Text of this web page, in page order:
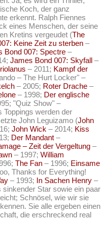
Koch, der ganz
erkennt. Ralph Fiennes
eines Menschen, der seine
Kretins vergeudet (The
Keine Zeit zu sterben –
Bond 007: Spectre –
James Bond 007: Skyfall –
– 2011; Kampf der
– The Hurt Locker" –
– 2005; Roter Drache –
– 1998; Der englische
"Quiz Show" –
Toppings werden der
John Leguizamo (John
John Wick – 2014; Kiss
Der Mandant –
– Zeit der Vergeltung –
– 1997;William
The Fan – 1996; Einsame
Thanks for Everything!
– 1993; In Sachen Henry –
sinkender Star sowie ein paar
Schnösel, wie wir sie
Sie alle ergeben einen
die erschreckend real